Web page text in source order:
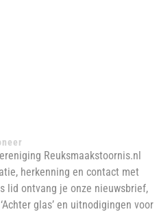
Reuksmaakstoornis.nl
herkenning en contact met
lid ontvang je onze nieuwsbrief,
glas’ en uitnodigingen voor